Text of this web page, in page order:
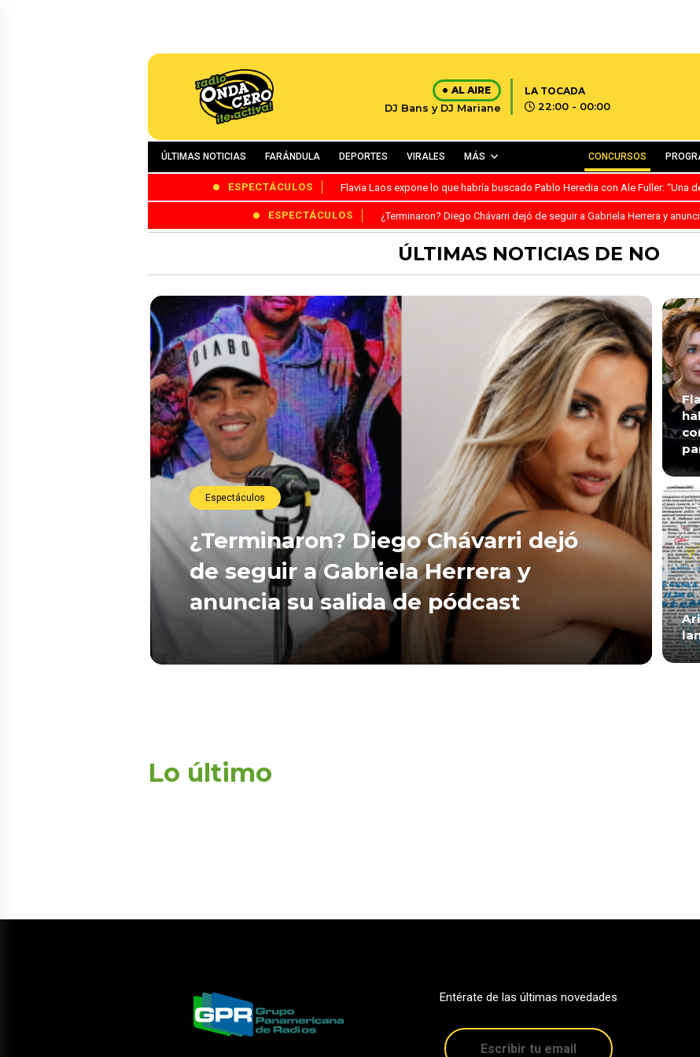
AL AIRE
DJ Bans y DJ Mariane
LA TOCADA
22:00 - 00:00
ÚLTIMAS NOTICIAS FARÁNDULA DEPORTES VIRALES MÁS CONCURSOS
ESPECTÁCULOS Flavia Laos expone lo que habría buscado Pablo Heredia con Ale Fuller: “Una
ESPECTÁCULOS ¿Terminaron? Diego Chávarri dejó de seguir a Gabriela Herrera y
ÚLTIMAS NOTICIAS DE NO
Espectáculos
¿Terminaron? Diego Chávarri dejó
de seguir a Gabriela Herrera y
anuncia su salida de pódcast
Lo último
Entérate de las últimas novedades